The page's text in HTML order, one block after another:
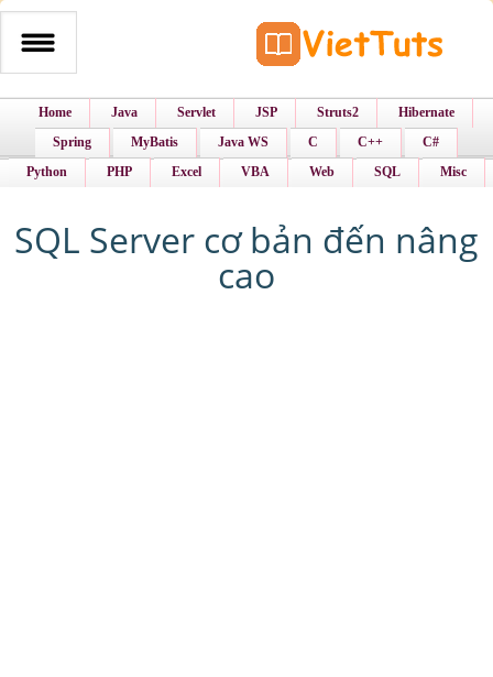
Home Java Servlet JSP Struts2
Hibernate
Spring
MyBatis Java WS C C++
C#
Python
PHP Excel VBA Web SQL Misc
SQL Server cơ bản đến nâng
cao